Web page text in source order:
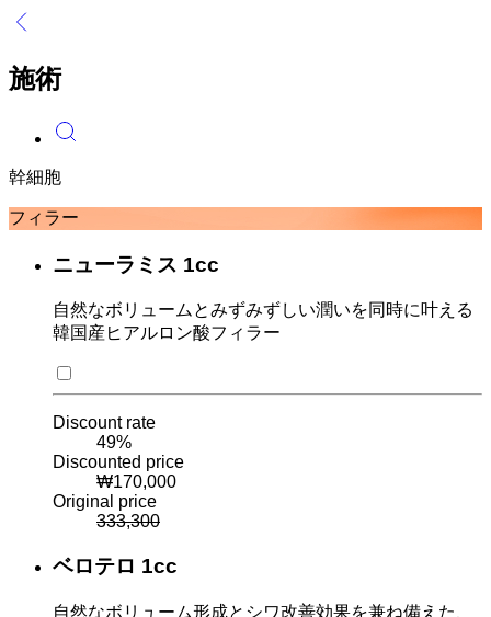
施術
幹細胞
フィラー
ニューラミス 1cc
自然なボリュームとみずみずしい潤いを同時に叶える
韓国産ヒアルロン酸フィラー
Discount rate
49%
Discounted price
₩170,000
Original price
333,300
ベロテロ 1cc
自然なボリューム形成とシワ改善効果を兼ね備えた、